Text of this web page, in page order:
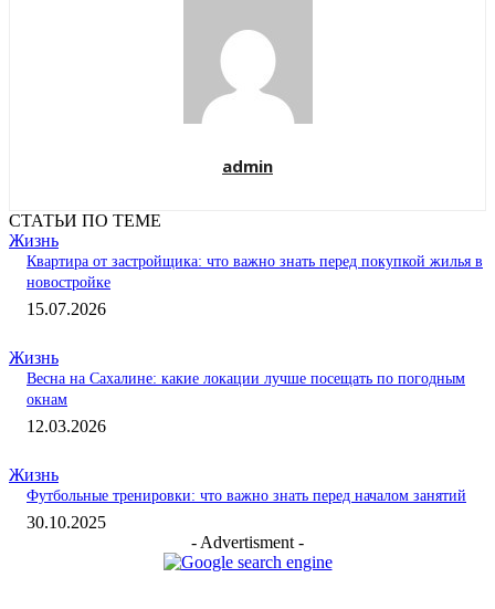
admin
СТАТЬИ ПО ТЕМЕ
Жизнь
Квартира от застройщика: что важно знать перед покупкой жилья в
новостройке
15.07.2026
Жизнь
Весна на Сахалине: какие локации лучше посещать по погодным
окнам
12.03.2026
Жизнь
Футбольные тренировки: что важно знать перед началом занятий
30.10.2025
- Advertisment -